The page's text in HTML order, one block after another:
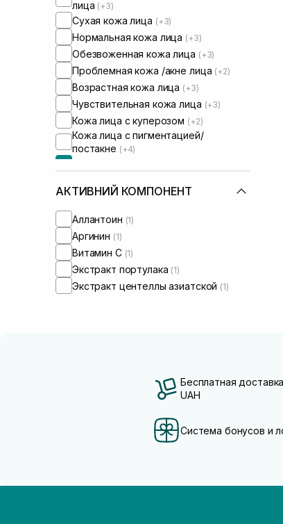
лица (+3)
Сухая кожа лица (+3)
Нормальная кожа лица (+3)
Обезвоженная кожа лица (+3)
Проблемная кожа /акне лица (+2)
Возрастная кожа лица (+3)
Чувствительная кожа лица (+3)
Кожа лица с куперозом (+2)
Кожа лица с пигментацией/
постакне (+4)
барьером(+2)
микробиомом
Сыворотки от постакне
АКТИВНИЙ КОМПОНЕНТ
Аллантоин (1)
Аргинин (1)
Витамин C (1)
Экстракт портулака (1)
Экстракт центеллы азиатской (1)
Бесплатная
UAH
Система бонусов и